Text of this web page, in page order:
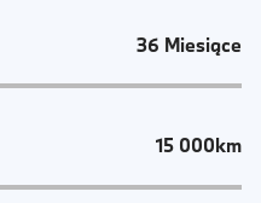
36 Miesiące
15 000km